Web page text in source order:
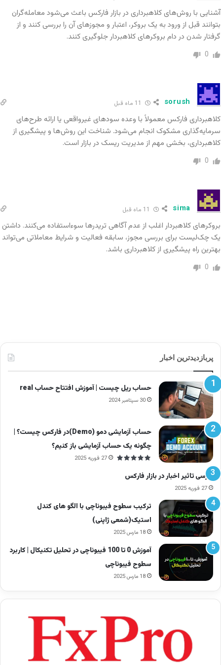
در این روش، از سرمایه افراد جدید برای پرداخت سود
به سرمایه‌گذاران قدیمی استفاده می‌شود، بدون اینکه
معامله واقعی‌ای صورت گیرد. معمولاً این طرح‌ها:
مشارکتی” معرفی می‌شوند
بعد از جذب سرمایه کافی، ناگهان متوقف می‌شوند و
دسترسی کاربران به سرمایه‌شان قطع می‌شود
پروژه‌های کلاهبرداری معمولاً الگوهای مشابهی دارند.
در جدول زیر برخی از این ویژگی‌ها را مشاهده می‌کنید:
ویژگی‌
توضیحات
رسمی
اسناد جعلی
دامنه جدید و
بی‌اعتبار
ثبت‌شده در چند ماه اخیر،
بدون سوابق
ناشناس بودن
مدیران
تماس شفاف
پرداخت سود
اولیه
برای جلب اعتماد اولیه کاربران
توقف ناگهانی
برداشت
بعد از جذب سرمایه قابل‌توجه
پاسخ‌گویی
ضعیف
پشتیبانی یا وجود ندارد یا بسیار
بی‌کیفیت است
راه‌های تشخیص کلاهبرداری در فارکس
برای اینکه در دام کلاه‌برداران نیفتید، نکات زیر را
به‌دقت بررسی کنید:
آشنایی با روش‌های کلاهبرداری در بازار فارکس باعث می‌شود معامله‌گران
بتوانند قبل از ورود به یک بروکر، اعتبار و مجوزهای آن را بررسی کنند و از
گرفتار شدن در دام بروکرهای کلاهبردار جلوگیری کنند.
0
sorush
کلاهبرداری فارکس معمولاً با وعده سودهای غیرواقعی یا ارائه طرح‌های
سرمایه‌گذاری مشکوک انجام می‌شود. شناخت این روش‌ها و پیشگیری از
کلاهبرداری، بخشی مهم از مدیریت ریسک در بازار است.
0
sima
بروکرهای کلاهبردار اغلب از عدم آگاهی تریدرها سوءاستفاده می‌کنند. داشتن
یک چک‌لیست برای بررسی مجوز، سابقه فعالیت و شرایط معاملاتی می‌تواند
بهترین راه پیشگیری از کلاهبرداری باشد.
0
پربازدیدترین اخبار
حساب ریل چیست | آموزش افتتاح حساب real
30 سپتامبر 2024
حساب آزمایشی دمو (Demo)در فارکس چیست؟ |
چگونه یک حساب آزمایشی باز کنیم؟
27 فوریه 2025
بررسی تاثیر اخبار در بازار فارکس
27 فوریه 2025
ترکیب سطوح فیبوناچی با الگو های کندل
استیک(شمعی ژاپنی)
18 مارس 2025
آموزش 0 تا 100 فیبوناچی در تحلیل تکنیکال | کاربرد
سطوح فیبوناچی
18 مارس 2025